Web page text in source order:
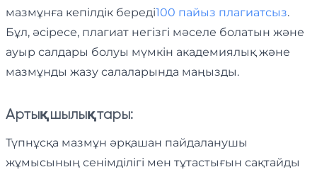
мазмұнға кепілдік береді100 пайыз плагиатсыз.
Бұл, әсіресе, плагиат негізгі мәселе болатын және
ауыр салдары болуы мүмкін академиялық және
мазмұнды жазу салаларында маңызды.
Артықшылықтары:
Түпнұсқа мазмұн әрқашан пайдаланушы
жұмысының сенімділігі мен тұтастығын сақтайды